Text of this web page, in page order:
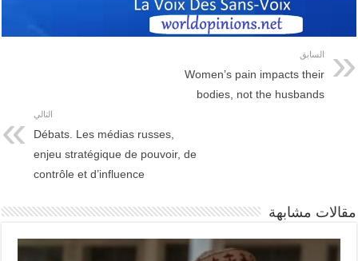
السابق
Women’s pain impacts their
bodies, not the husbands
التالي
Débats. Les médias russes,
enjeu stratégique de pouvoir, de
contrôle et d’influence
مقالات مشابهة